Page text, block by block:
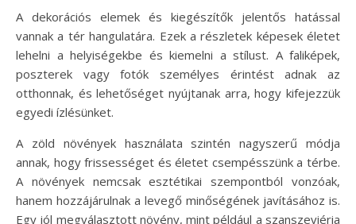
A dekorációs elemek és kiegészítők jelentős hatással
vannak a tér hangulatára. Ezek a részletek képesek életet
lehelni a helyiségekbe és kiemelni a stílust. A faliképek,
poszterek vagy fotók személyes érintést adnak az
otthonnak, és lehetőséget nyújtanak arra, hogy kifejezzük
egyedi ízlésünket.
A zöld növények használata szintén nagyszerű módja
annak, hogy frissességet és életet csempésszünk a térbe.
A növények nemcsak esztétikai szempontból vonzóak,
hanem hozzájárulnak a levegő minőségének javításához is.
Egy jól megválasztott növény, mint például a szanszeviéria